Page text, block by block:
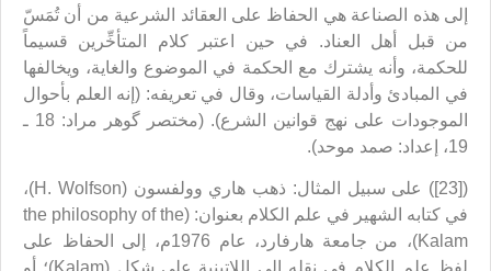
إلى هذه الصناعة هي الحفاظ على العقائد الشرعية من أن تُمَسّ
من قبل أهل العناد. في حين اعتبر كلام المتأخِّرين قسيماً
للحكمة، وأنه يشترك مع الحكمة في الموضوع والغاية، ويخالفها
في المبادئ وأدلة القياسات، وقال في تعريفه: (إنه العلم بأحوال
الموجودات على نهج قوانين الشرع). (مختصر گوهر مراد: 18 ـ
19، إعداد: صمد موحد).
([23]) على سبيل المثال: ذهب هاري وولفسون (H. Wolfson)،
في كتابه الشهير في علم الكلام بعنوان: (the philosophy of the
Kalam)، من جامعة هارفارد، عام 1976م، إلى الحفاظ على